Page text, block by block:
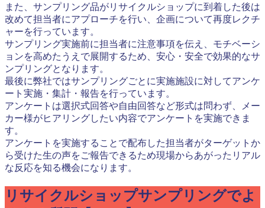
また、サンプリング品がリサイクルショップに到着した後は
改めて担当者にアプローチを行い、企画について再度レクチ
ャーを行っています。
サンプリング実施前に担当者に注意事項を伝え、モチベーシ
ョンを高めたうえで展開するため、安心・安全で効果的なサ
ンプリングとなります。
最後に弊社ではサンプリングごとに実施施設に対してアンケ
ート実施・集計・報告を行っています。
アンケートは選択式回答や自由回答など形式は問わず、メー
カー様がヒアリングしたい内容でアンケートを実施できま
す。
アンケートを実施することで配布した担当者がターゲットか
ら受けた生の声をご報告できるため現場からあがったリアル
な反応を知る機会になります。
リサイクルショップサンプリングでよ